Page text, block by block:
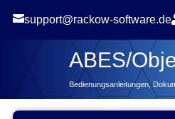
support@rackow-software.de
ABES/
Bedienungsanleitungen,